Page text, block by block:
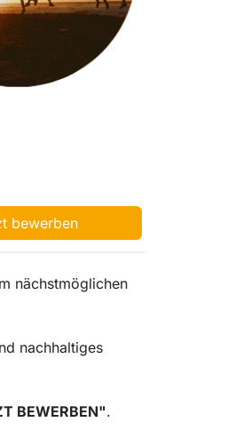
bewerben
nächstmöglichen
nachhaltiges
BEWERBEN".